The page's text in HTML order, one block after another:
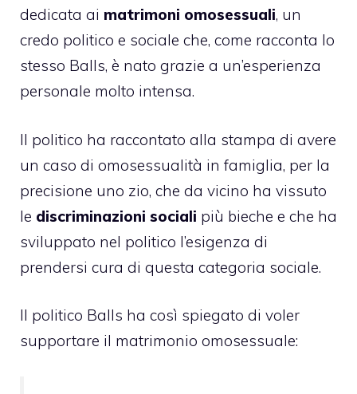
dedicata ai matrimoni omosessuali, un
credo politico e sociale che, come racconta lo
stesso Balls, è nato grazie a un’esperienza
personale molto intensa.
Il politico ha raccontato alla stampa di avere
un caso di omosessualità in famiglia, per la
precisione uno zio, che da vicino ha vissuto
le discriminazioni sociali più bieche e che ha
sviluppato nel politico l’esigenza di
prendersi cura di questa categoria sociale.
Il politico Balls ha così spiegato di voler
supportare il matrimonio omosessuale: